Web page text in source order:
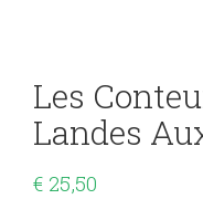
Les
Landes
€ 25,50